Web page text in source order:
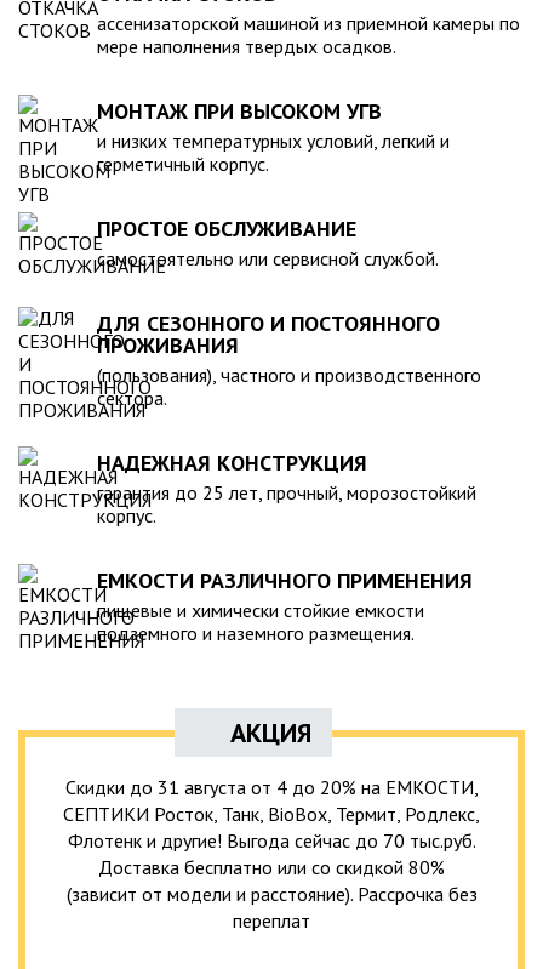
компанией, произведена в полном соответствии с
действующими стандартами и полностью безопасна в
экологическом отношении.
ассенизаторской машиной из приемной камеры по
мере наполнения твердых осадков.
МОНТАЖ ПРИ ВЫСОКОМ УГВ
и низких температурных условий, легкий и
герметичный корпус.
ПРОСТОЕ ОБСЛУЖИВАНИЕ
самостоятельно или сервисной службой.
ДЛЯ СЕЗОННОГО И ПОСТОЯННОГО
ПРОЖИВАНИЯ
(пользования), частного и производственного
сектора.
НАДЕЖНАЯ КОНСТРУКЦИЯ
гарантия до 25 лет, прочный, морозостойкий
корпус.
ЕМКОСТИ РАЗЛИЧНОГО ПРИМЕНЕНИЯ
пищевые и химически стойкие емкости
подземного и наземного размещения.
АКЦИЯ
Скидки до 31 августа от 4 до 20% на ЕМКОСТИ,
СЕПТИКИ Росток, Танк, BioBox, Термит, Родлекс,
Флотенк и другие! Выгода сейчас до 70 тыс.руб.
Доставка бесплатно или со скидкой 80%
(зависит от модели и расстояние). Рассрочка без
переплат